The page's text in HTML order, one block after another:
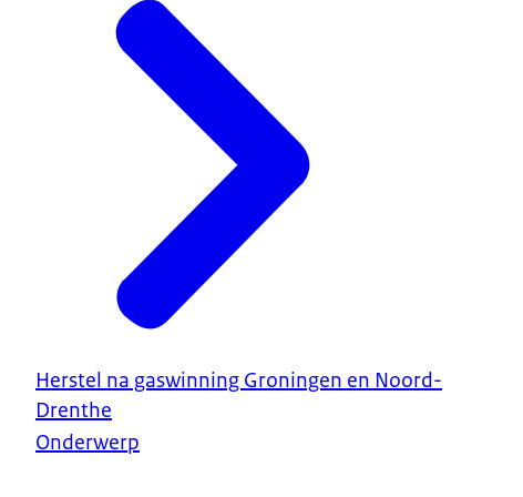
Herstel na gaswinning Groningen en Noord-
Drenthe
Onderwerp